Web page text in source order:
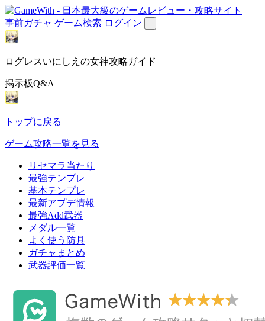
事前ガチャ ゲーム検索 ログイン
ログレスいにしえの女神攻略ガイド
掲示板Q&A
トップに戻る
ゲーム攻略一覧を見る
リセマラ当たり
最強テンプレ
基本テンプレ
最新アプデ情報
最強Add武器
メダル一覧
よく使う防具
ガチャまとめ
武器評価一覧